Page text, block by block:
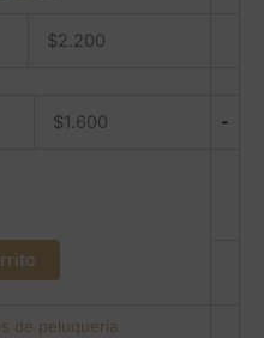
$2.200
$1.600 -
de peluquería